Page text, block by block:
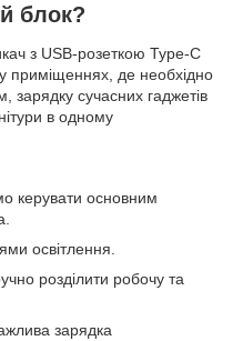
блок?
з USB-розеткою Type-C
приміщеннях, де необхідно
зарядку сучасних гаджетів
в одному
керувати основним
освітлення.
розділити робочу та
зарядка